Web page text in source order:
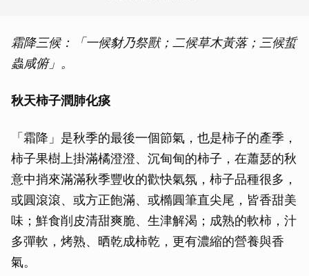
霜降三候：「一候豺乃祭獸；二候草木黃落；三候蜇
蟲咸俯」。
秋天柿子潤肺化痰
「霜降」是秋季的最後一個節氣，也是柿子的產季，
柿子果樹上掛滿橘澄澄、沉甸甸的柿子，在蕭瑟的秋
意中捎來滿滿秋季豐收的歡快氣氛，柿子品種很多，
或圓滾滾、或方正飽滿、或橢圓筆直尖尾，皆香甜美
味；鮮食削皮清甜爽脆、生津解渴；成熟的軟柿，汁
多彈軟，烤熟、晒乾成柿乾，更有濃縮的營養與香
氣。